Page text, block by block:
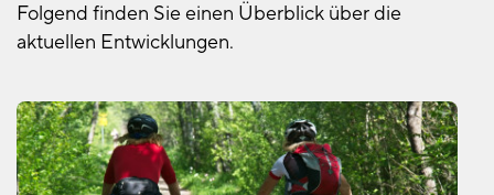
Folgend finden Sie einen Überblick über die
aktuellen Entwicklungen.